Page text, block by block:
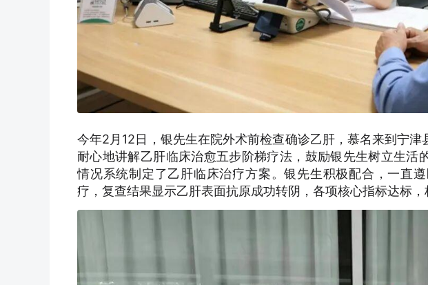
今年2月12日，银先生在院外术前检查确诊乙肝，慕名来到宁津
耐心地讲解乙肝临床治愈五步阶梯疗法，鼓励银先生树立生活
情况系统制定了乙肝临床治疗方案。银先生积极配合，一直
疗，复查结果显示乙肝表面抗原成功转阴，各项核心指标达标，